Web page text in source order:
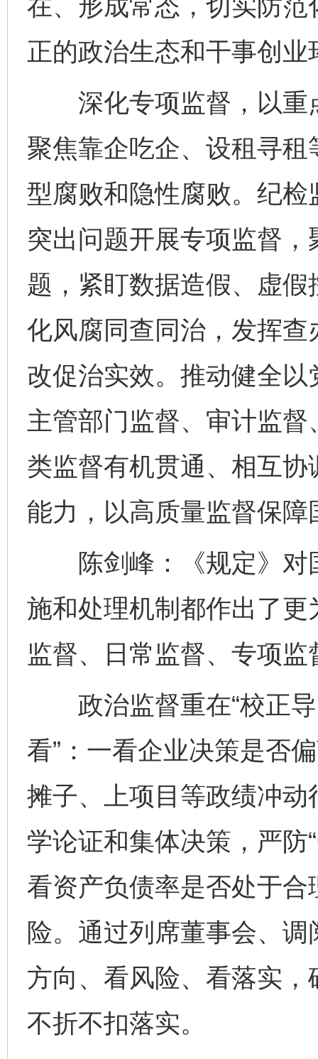
在、形成常态，切实防
正的政治生态和干事创业
深化专项监督，以重
聚焦靠企吃企、设租寻
型腐败和隐性腐败。纪
突出问题开展专项监督
题，紧盯数据造假、虚
化风腐同查同治，发挥
改促治实效。推动健全
主管部门监督、审计监
类监督有机贯通、相互
能力，以高质量监督保
陈剑峰：《规定》对
施和处理机制都作出了
监督、日常监督、专项
政治监督重在“校正导
看”：一看企业决策是否
摊子、上项目等政绩冲
学论证和集体决策，严防
看资产负债率是否处于
险。通过列席董事会、
方向、看风险、看落实
不折不扣落实。